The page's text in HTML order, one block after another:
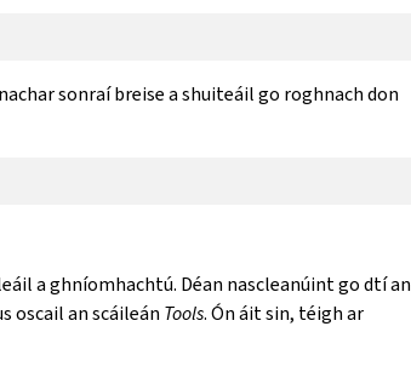
sonraí breise a shuiteáil go roghnach don
a ghníomhachtú. Déan nascleanúint go dtí an
oscail an scáileán Tools. Ón áit sin, téigh ar